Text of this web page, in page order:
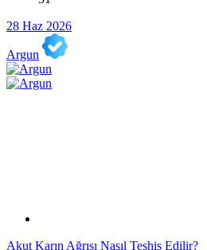
28 Haz 2026
Argun
Akut Karın Ağrısı Nasıl Teşhis Edilir?